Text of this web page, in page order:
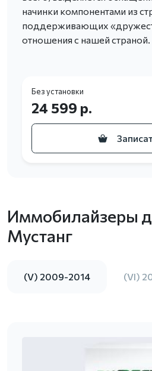
начинки компонентами из
поддерживающих
отношения с нашей страной.
Без установки
24 599 р.
Иммобилайзеры
Мустанг
(V) 2009-2014 (VI)